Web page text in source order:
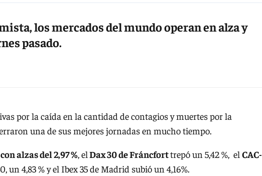
los mercados del mundo operan en alza y
pasado.
por la caída en la cantidad de contagios y muertes por la
una de sus mejores jornadas en mucho tiempo.
alzas del 2,97 %, elDax 30 de Fráncforttrepó un 5,42 %, el CAC-
un 4,83 % y el Ibex 35 de Madrid subió un 4,16%.